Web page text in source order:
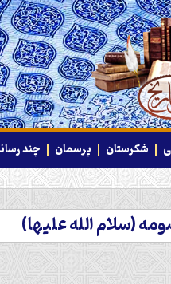
شکرستان پرسمان چند
(سلام الله علیها)